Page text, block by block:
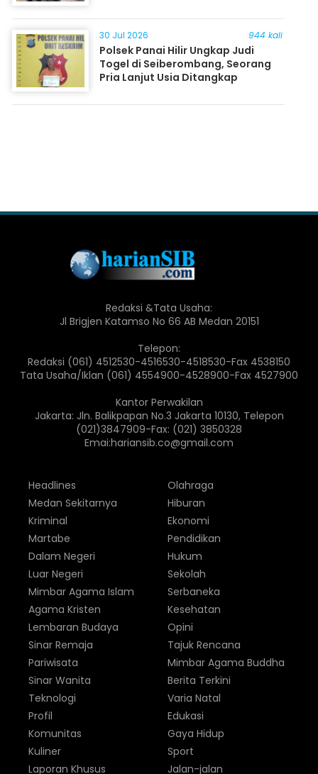
30 Jul 2026 944 kali
Polsek Panai Hilir Ungkap Judi
Togel di Seiberombang, Seorang
Pria Lanjut Usia Ditangkap
Redaksi &Tata Usaha:
Jl Brigjen Katamso No 66 AB Medan 20151
Telepon:
Redaksi (061) 4512530-4516530-4518530-Fax 4538150
Tata Usaha/Iklan (061) 4554900-4528900-Fax 4527900
Kantor Perwakilan
Jakarta: Jln. Balikpapan No.3 Jakarta 10130, Telepon
(021)3847909-Fax: (021) 3850328
Emai:hariansib.co@gmail.com
Headlines
Medan Sekitarnya
Kriminal
Martabe
Dalam Negeri
Luar Negeri
Olahraga
Hiburan
Ekonomi
Pendidikan
Hukum
Sekolah
Mimbar Agama Islam
Agama Kristen
Lembaran Budaya
Sinar Remaja
Pariwisata
Sinar Wanita
Serbaneka
Kesehatan
Opini
Tajuk Rencana
Mimbar Agama Buddha
Berita Terkini
Teknologi
Profil
Komunitas
Kuliner
Laporan Khusus
Varia Natal
Edukasi
Gaya Hidup
Sport
Jalan-jalan